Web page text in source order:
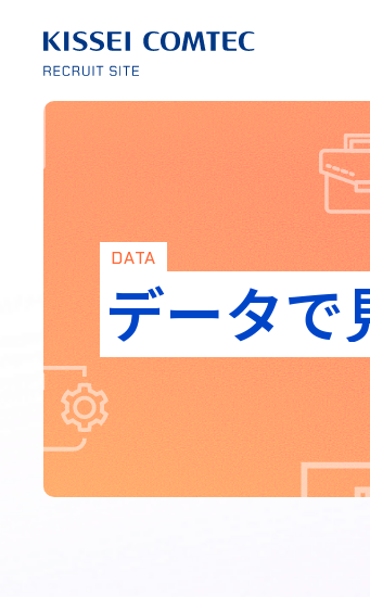
DATA
データで